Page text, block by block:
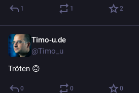
1 1 2
Timo-u.de
@Timo_u
Tröten 🙃
0 0 0